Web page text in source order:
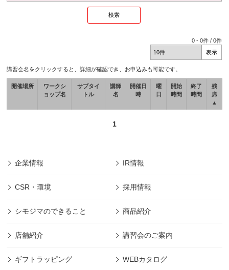
0 -0件 /0件
講習会名をクリックすると、詳細が確認でき、お申込みも可能です。
開催場所
ワークシ
ョップ名
サブタイ
トル
講師
名
開催日
時
曜
日
開始
時間
終了
時間
残
席
▲
1
企業情報 IR情報
CSR・環境 採用情報
シモジマのできること 商品紹介
店舗紹介 講習会のご案内
ギフトラッピング WEBカタログ